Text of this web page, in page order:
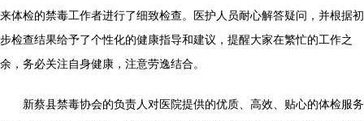
来体检的禁毒工作者进行了细致检查。医护人员耐心解答疑问，并根据初
步检查结果给予了个性化的健康指导和建议，提醒大家在繁忙的工作之
余，务必关注自身健康，注意劳逸结合。
新蔡县禁毒协会的负责人对医院提供的优质、高效、贴心的体检服务